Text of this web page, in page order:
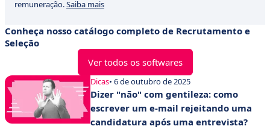
remuneração.Saiba mais
Conheça nosso catálogo completo de Recrutamento e
Seleção
Ver todos os softwares
Dicas• 6 de outubro de 2025
Dizer "não" com gentileza: como
escrever um e-mail rejeitando uma
candidatura após uma entrevista?